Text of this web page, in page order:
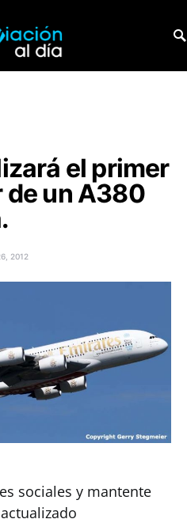
el primer
de un A380
2012
sociales y mantente